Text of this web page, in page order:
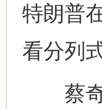
特朗普
看分列式
蔡奇习近平的